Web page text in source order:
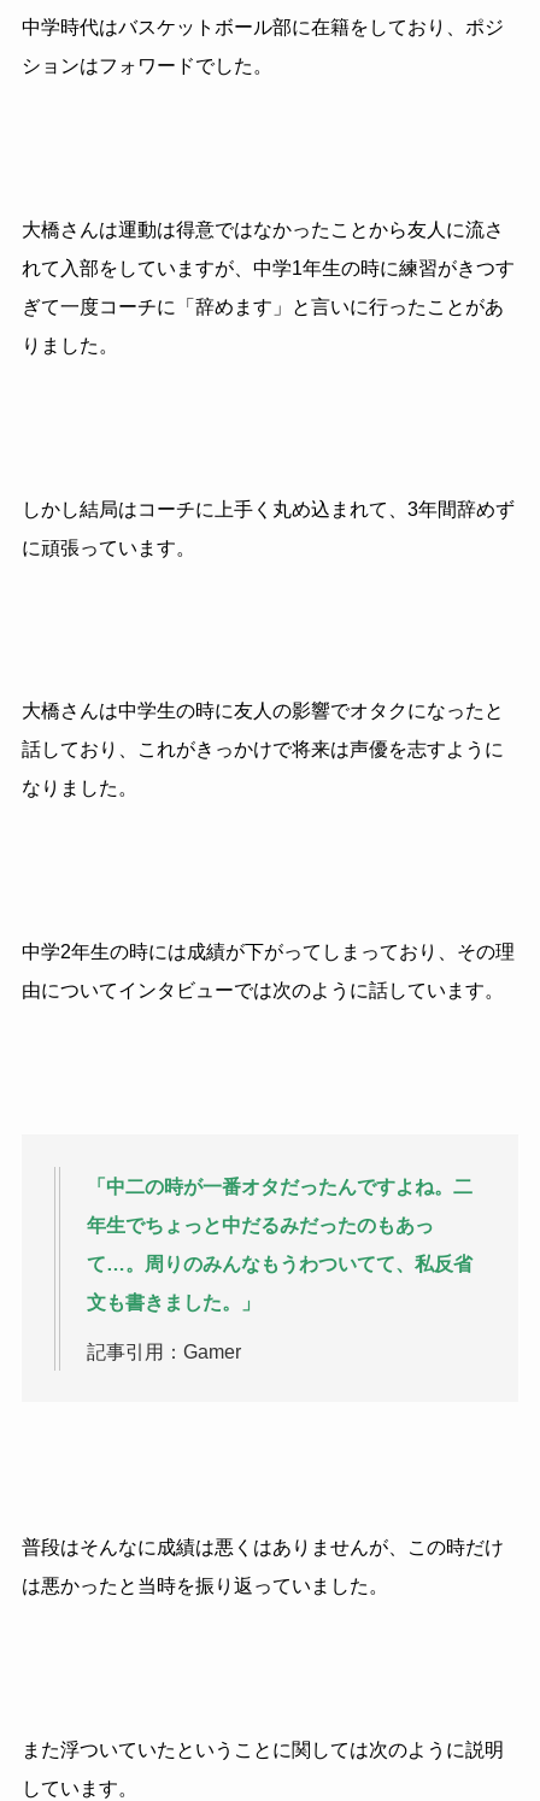
中学時代はバスケットボール部に在籍をしており、ポジ
ションはフォワードでした。
大橋さんは運動は得意ではなかったことから友人に流さ
れて入部をしていますが、中学1年生の時に練習がきつす
ぎて一度コーチに「辞めます」と言いに行ったことがあ
りました。
しかし結局はコーチに上手く丸め込まれて、3年間辞めず
に頑張っています。
大橋さんは中学生の時に友人の影響でオタクになったと
話しており、これがきっかけで将来は声優を志すように
なりました。
中学2年生の時には成績が下がってしまっており、その理
由についてインタビューでは次のように話しています。
「中二の時が一番オタだったんですよね。二
年生でちょっと中だるみだったのもあっ
て…。周りのみんなもうわついてて、私反省
文も書きました。」
記事引用：Gamer
普段はそんなに成績は悪くはありませんが、この時だけ
は悪かったと当時を振り返っていました。
また浮ついていたということに関しては次のように説明
しています。